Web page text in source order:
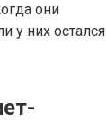
они
у них остался